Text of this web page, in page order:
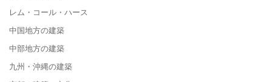
レム・コール・ハース
中国地方の建築
中部地方の建築
九州・沖縄の建築